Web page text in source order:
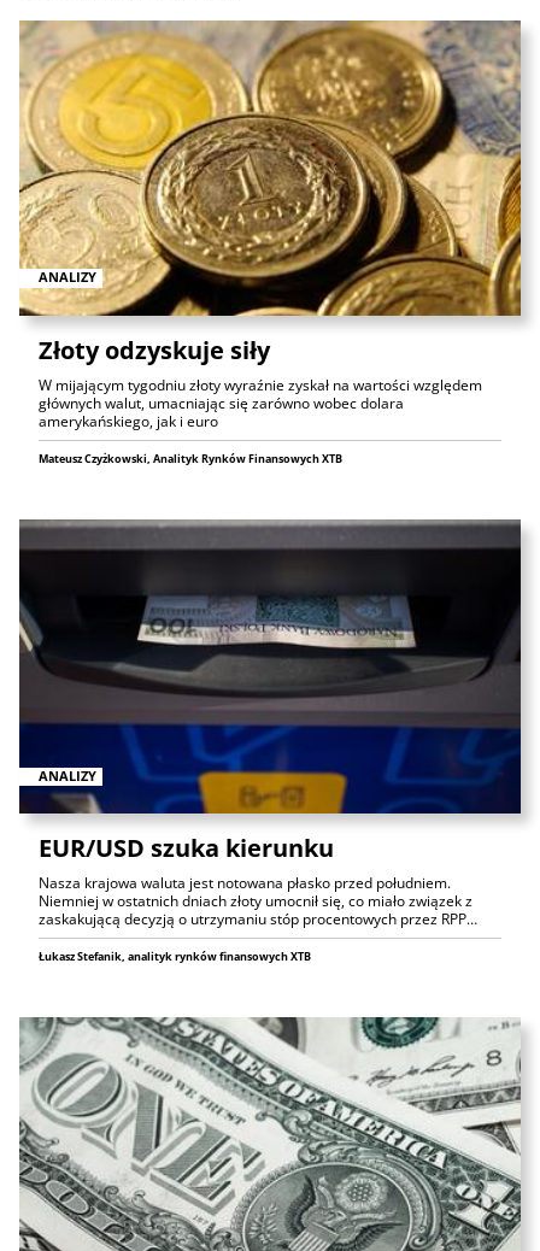
ANALIZY
Złoty odzyskuje siły
W mijającym tygodniu złoty wyraźnie zyskał na wartości względem
głównych walut, umacniając się zarówno wobec dolara
amerykańskiego, jak i euro
Mateusz Czyżkowski, Analityk Rynków Finansowych XTB
ANALIZY
EUR/USD szuka kierunku
Nasza krajowa waluta jest notowana płasko przed południem.
Niemniej w ostatnich dniach złoty umocnił się, co miało związek z
zaskakującą decyzją o utrzymaniu stóp procentowych przez RPP…
Łukasz Stefanik, analityk rynków finansowych XTB